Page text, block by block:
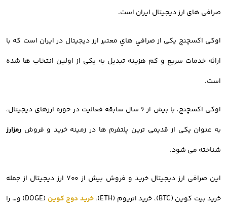
صرافی های ارز دیجیتال ایران است.
اوکی اکسچنج یکی از صرافي هاي معتبر ارز ديجيتال در ایران است که با
ارائه خدمات سریع و کم هزینه تبدیل به یکی از اولین انتخاب ها شده
است.
اوکی اکسچنج، با بیش از ۶ سال سابقه فعالیت در حوزه ارزهای دیجیتال،
به عنوان یکی از قدیمی ترین پلتفرم ها در زمینه خرید و فروش رمزارز
شناخته می شود.
این صرافی ارز دیجیتال خرید و فروش بیش از ۷۰۰ ارز دیجیتال از جمله
خرید بیت کوین (BTC)، خرید اتریوم (ETH)،
خرید دوج کوین
(DOGE) و… را